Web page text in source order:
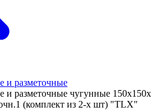
и разметочные
разметочные чугунные 150х150х
(комплект из 2-х шт) "TLX"